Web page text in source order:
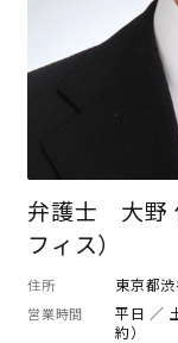
弁護士 大野
フィス）
住所 東京都
営業時間
平日 ／
約）